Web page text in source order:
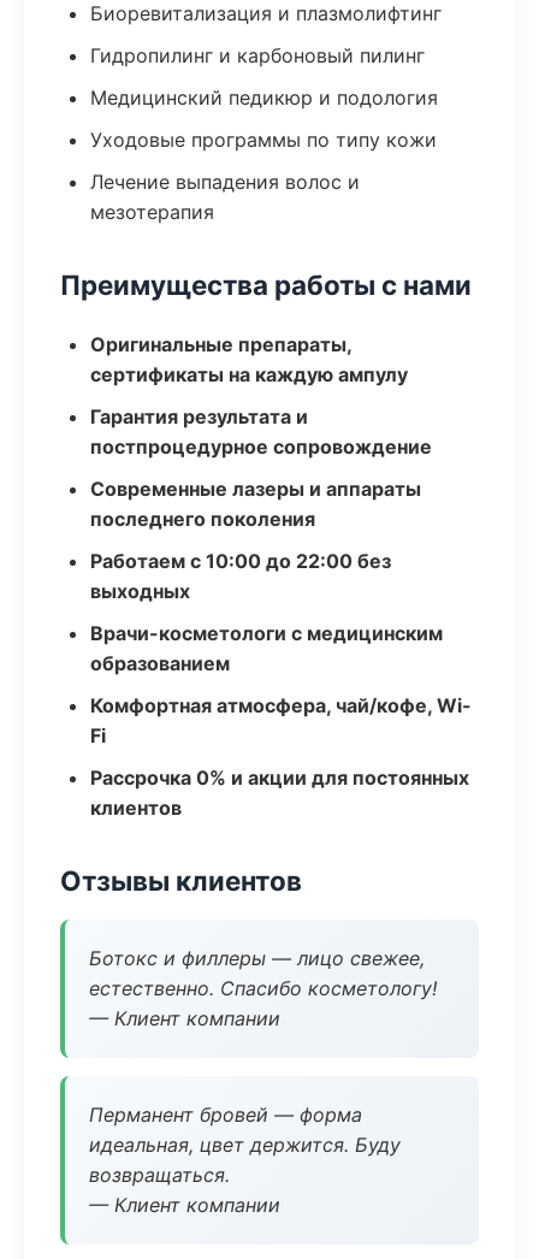
Биоревитализация и плазмолифтинг
Гидропилинг и карбоновый пилинг
Медицинский педикюр и подология
Уходовые программы по типу кожи
Лечение выпадения волос и
мезотерапия
Преимущества работы с нами
Оригинальные препараты,
сертификаты на каждую ампулу
Гарантия результата и
постпроцедурное сопровождение
Современные лазеры и аппараты
последнего поколения
Работаем с 10:00 до 22:00 без
выходных
Врачи-косметологи с медицинским
образованием
Комфортная атмосфера, чай/кофе, Wi-
Fi
Рассрочка 0% и акции для постоянных
клиентов
Отзывы клиентов
Ботокс и филлеры — лицо свежее,
естественно. Спасибо косметологу!
— Клиент компании
Перманент бровей — форма
идеальная, цвет держится. Буду
возвращаться.
— Клиент компании